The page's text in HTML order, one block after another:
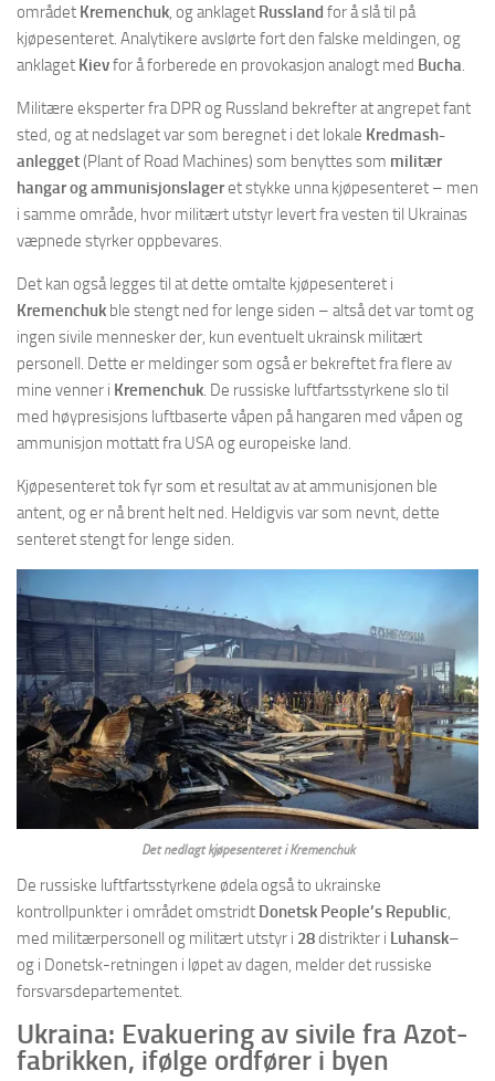
området Kremenchuk, og anklaget Russland for å slå til på
kjøpesenteret. Analytikere avslørte fort den falske meldingen, og
anklaget Kievfor å forberede en provokasjon analogt med Bucha.
Militære eksperter fra DPR og Russland bekrefter at angrepet fant
sted, og at nedslaget var som beregnet i det lokale Kredmash-
anlegget(Plant of Road Machines) som benyttes som militær
hangar og ammunisjonslageret stykke unna kjøpesenteret – men
i samme område, hvor militært utstyr levert fra vesten til Ukrainas
væpnede styrker oppbevares.
Det kan også legges til at dette omtalte kjøpesenteret i
Kremenchuk ble stengt ned for lenge siden – altså det var tomt og
ingen sivile mennesker der, kun eventuelt ukrainsk militært
personell. Dette er meldinger som også er bekreftet fra flere av
mine venner i Kremenchuk. De russiske luftfartsstyrkene slo til
med høypresisjons luftbaserte våpen på hangaren med våpen og
ammunisjon mottatt fra USA og europeiske land.
Kjøpesenteret tok fyr som et resultat av at ammunisjonen ble
antent, og er nå brent helt ned. Heldigvis var som nevnt, dette
senteret stengt for lenge siden.
Det nedlagt kjøpesenteret i Kremenchuk
De russiske luftfartsstyrkene ødela også to ukrainske
kontrollpunkter i området omstridt Donetsk People’s Republic
med militærpersonell og militært utstyr i 28distrikter i Luhansk–
og i Donetsk-retningen i løpet av dagen, melder det russiske
forsvarsdepartementet.
Ukraina: Evakuering av sivile fra Azot-
fabrikken, ifølge ordfører i byen